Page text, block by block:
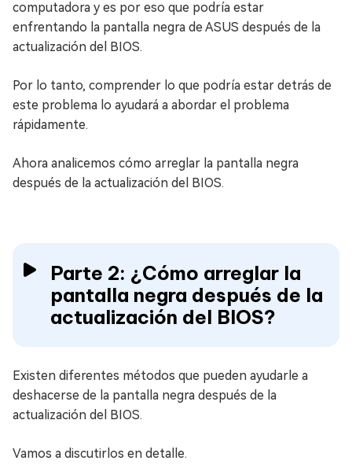
computadora y es por eso que podría estar
enfrentando la pantalla negra de ASUS después de la
actualización del BIOS.
Por lo tanto, comprender lo que podría estar detrás de
este problema lo ayudará a abordar el problema
rápidamente.
Ahora analicemos cómo arreglar la pantalla negra
después de la actualización del BIOS.
Parte 2: ¿Cómo arreglar la
pantalla negra después de la
actualización del BIOS?
Existen diferentes métodos que pueden ayudarle a
deshacerse de la pantalla negra después de la
actualización del BIOS.
Vamos a discutirlos en detalle.